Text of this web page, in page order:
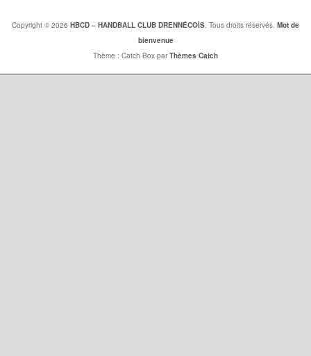
Copyright © 2026 HBCD – HANDBALL CLUB DRENNÉCOİS . Tous droits réservés. Mot de
bienvenue
Thème : Catch Box parThèmes Catch